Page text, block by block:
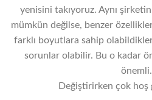
yenisini takıyoruz. Aynı
mümkün değilse, benzer
farklı boyutlara sahip
sorunlar olabilir. Bu o kadar
önemli.
Değiştirirken çok hoş